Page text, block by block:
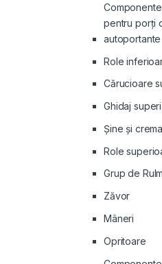
pentru porți
autoportante
Role
Cărucioare
Ghidaj
Şine şi
Role
Grup de
Zăvor
Mâneri
Opritoare